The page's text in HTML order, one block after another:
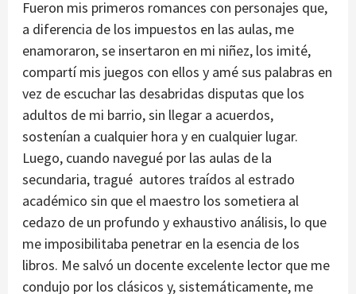
Fueron mis primeros romances con personajes que,
a diferencia de los impuestos en las aulas, me
enamoraron, se insertaron en mi niñez, los imité,
compartí mis juegos con ellos y amé sus palabras en
vez de escuchar las desabridas disputas que los
adultos de mi barrio, sin llegar a acuerdos,
sostenían a cualquier hora y en cualquier lugar.
Luego, cuando navegué por las aulas de la
secundaria, tragué autores traídos al estrado
académico sin que el maestro los sometiera al
cedazo de un profundo y exhaustivo análisis, lo que
me imposibilitaba penetrar en la esencia de los
libros. Me salvó un docente excelente lector que me
condujo por los clásicos y, sistemáticamente, me